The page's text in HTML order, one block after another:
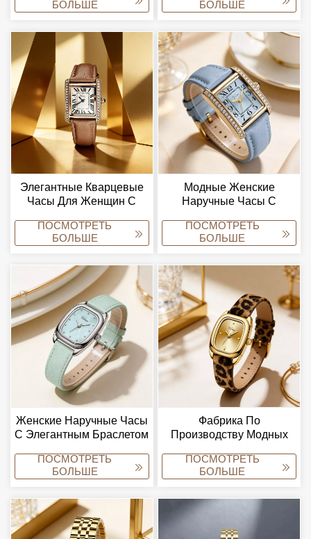
БОЛЬШЕ
Браслетом.
БОЛЬШЕ
Элегантные Кварцевые
Часы Для Женщин С
Выполненным В
Ювелирном Стиле.
ПОСМОТРЕТЬ
БОЛЬШЕ
Модные Женские
Наручные Часы С
Украшенным
Кристаллами, И Кожаным
ПОСМОТРЕТЬ
БОЛЬШЕ
Женские Наручные Часы
С Элегантным Браслетом
Механизмом
ПОСМОТРЕТЬ
БОЛЬШЕ
Фабрика По
Производству Модных
Часов Virtue Trendy,
Производитель Наручных
ПОСМОТРЕТЬ
БОЛЬШЕ